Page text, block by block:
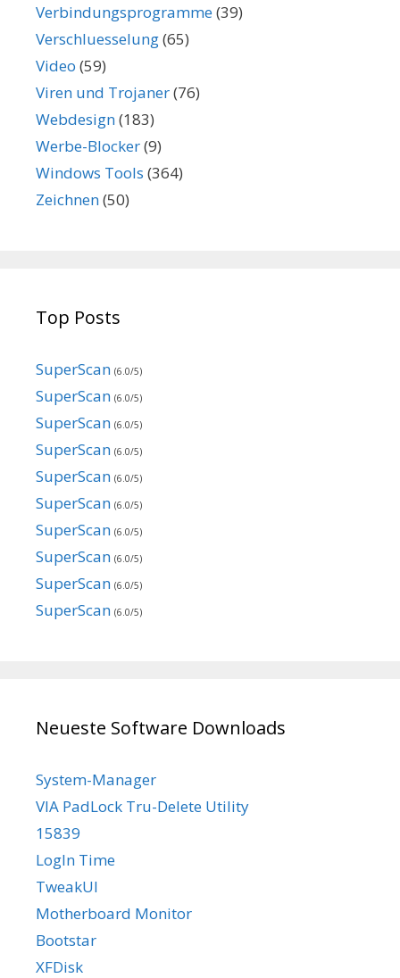
Verbindungsprogramme(39)
Verschluesselung(65)
Video (59)
Viren und Trojaner(76)
Webdesign(183)
Werbe-Blocker(9)
Windows Tools (364)
Zeichnen(50)
Top Posts
SuperScan (6.0/5)
SuperScan (6.0/5)
SuperScan (6.0/5)
SuperScan (6.0/5)
SuperScan (6.0/5)
SuperScan (6.0/5)
SuperScan (6.0/5)
SuperScan (6.0/5)
SuperScan (6.0/5)
SuperScan (6.0/5)
Neueste Software Downloads
System-Manager
VIA PadLock Tru-Delete Utility
15839
LogIn Time
TweakUI
Motherboard Monitor
Bootstar
XFDisk